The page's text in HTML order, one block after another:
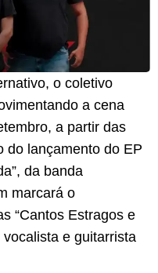
o coletivo
a cena
a partir das
do lançamento do EP
da banda
marcará o
“Cantos Estragos e
e guitarrista